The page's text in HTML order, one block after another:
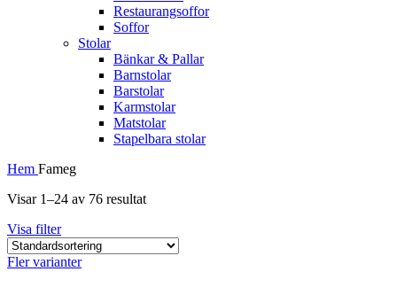
Restaurangsoffor
Soffor
Stolar
Bänkar & Pallar
Barnstolar
Barstolar
Karmstolar
Matstolar
Stapelbara stolar
Hem Fameg
Visar 1–24 av 76 resultat
Visa filter
Fler varianter